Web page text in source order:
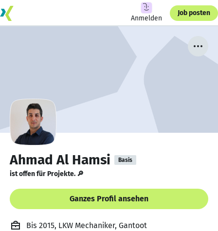
Anmelden
Job posten
Ahmad Al Hamsi Basis
ist offen für Projekte. 🔎
Ganzes Profil ansehen
Bis 2015, LKW Mechaniker, Gantoot